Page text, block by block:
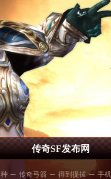
传奇SF发布网
─ 传奇弓箭 ─ 得到提拔 ─ 手